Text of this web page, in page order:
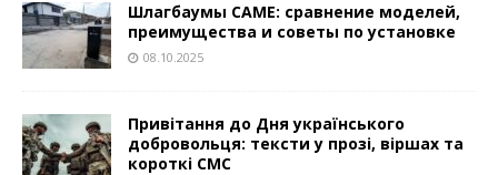
Шлагбаумы CAME: сравнение моделей,
преимущества и советы по установке
08.10.2025
Привітання до Дня українського
добровольця: тексти у прозі, віршах та
короткі СМС